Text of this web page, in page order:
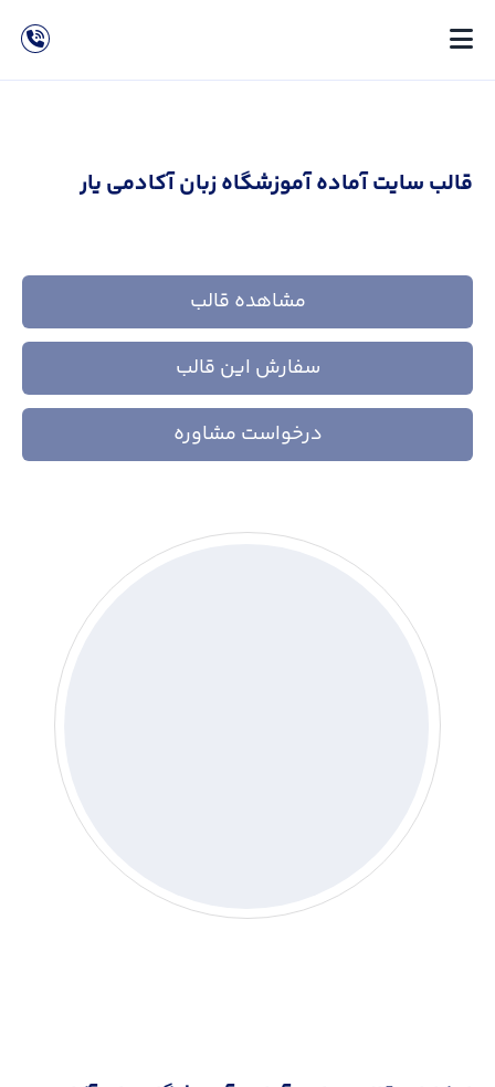
قالب سایت آماده آموزشگاه زبان آکادمی یار
مشاهده قالب
سفارش این قالب
درخواست مشاوره